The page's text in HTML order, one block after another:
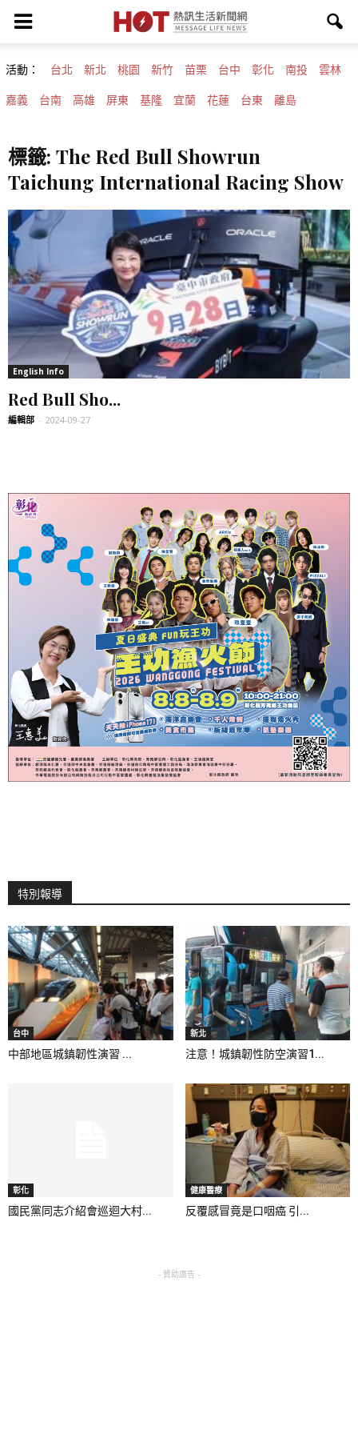
活動： 台北 新北 桃園 新竹 苗栗 台中 彰化 南投 雲林
嘉義 台南 高雄 屏東 基隆 宜蘭 花蓮 台東 離島
標籤: The Red Bull Showrun
Taichung International Racing Show
English Info
Red Bull Sho...
編輯部 - 2024-09-27
特別報導
台中
中部地區城鎮韌性演習 ...
新北
注意！城鎮韌性防空演習1...
彰化
國民黨同志介紹會巡迴大村...
健康醫療
反覆感冒竟是口咽癌 引...
- 贊助廣告 -